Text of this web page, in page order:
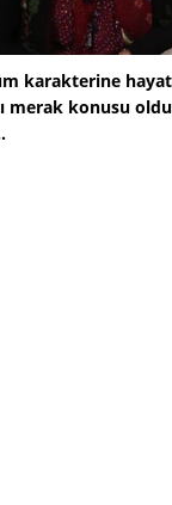
karakterine
merak konusu